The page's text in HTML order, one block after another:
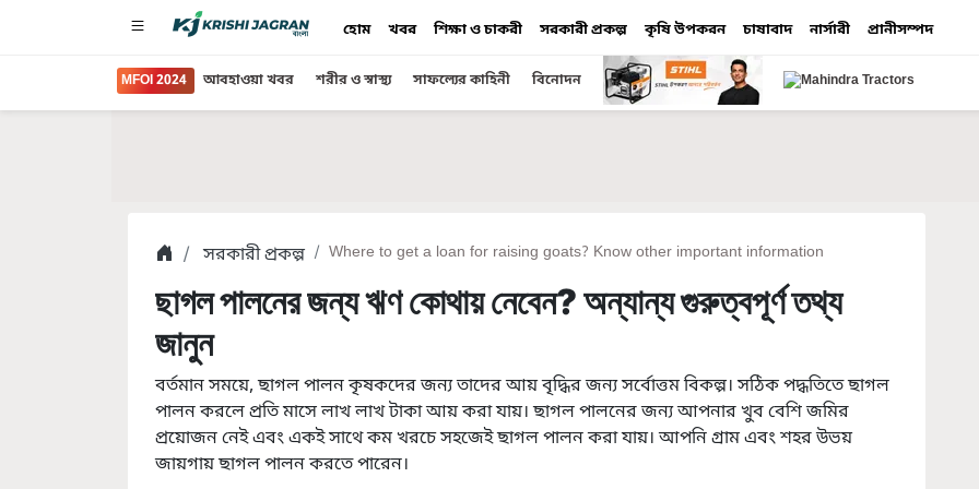
হোম খবর শিক্ষা ও চাকরী সরকারী প্রকল্প কৃষি উপকরন চাষাবাদ নার্সারী প্রানীসম্পদ
MFOI 2024 আবহাওয়া খবর শরীর ও স্বাস্থ্য সাফল্যের কাহিনী বিনোদন
সরকারী প্রকল্প Where to get a loan for raising goats? Know other important information
ছাগল পালনের জন্য ঋণ কোথায় নেবেন? অন্যান্য গুরুত্বপূর্ণ তথ্য
জানুন
বর্তমান সময়ে, ছাগল পালন কৃষকদের জন্য তাদের আয় বৃদ্ধির জন্য সর্বোত্তম বিকল্প। সঠিক পদ্ধতিতে ছাগল
পালন করলে প্রতি মাসে লাখ লাখ টাকা আয় করা যায়। ছাগল পালনের জন্য আপনার খুব বেশি জমির
প্রয়োজন নেই এবং একই সাথে কম খরচে সহজেই ছাগল পালন করা যায়। আপনি গ্রাম এবং শহর উভয়
জায়গায় ছাগল পালন করতে পারেন।